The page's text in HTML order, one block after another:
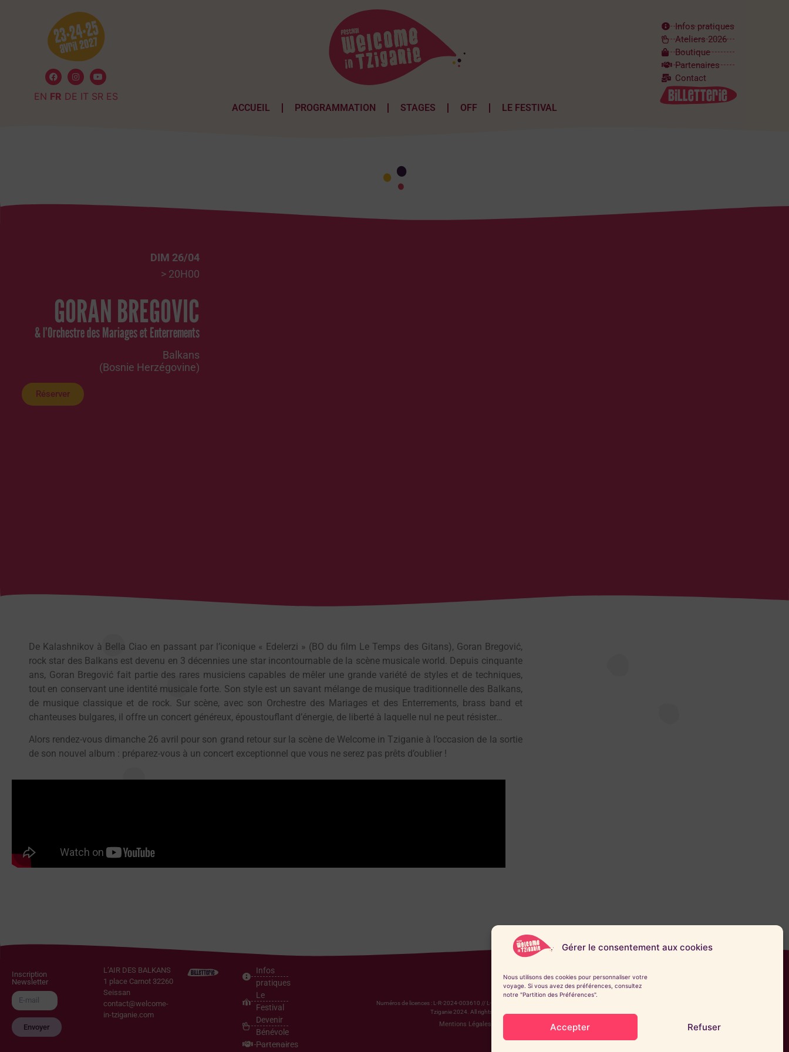
Gérer le consentement aux cookies
Nous utilisons des cookies pour personnaliser votre
voyage. Si vous avez des préférences, consultez
notre "Partition des Préférences".
Accepter Refuser
EN FR DE IT SR ES
ACCUEIL PROGRAMMATION STAGES OFF LE FESTIVAL
Infos pratiques
Ateliers 2026
Boutique
Partenaires
Contact
DIM 26/04
> 20H00
GORAN BREGOVIC
& l’Orchestre des Mariages et Enterrements
Balkans
(Bosnie Herzégovine)
Réserver
De Kalashnikov à Bella Ciao en passant par l’iconique « Edelerzi » (BO du film Le Temps des Gitans), Goran Bregović,
rock star des Balkans est devenu en 3 décennies une star incontournable de la scène musicale world. Depuis cinquante
ans, Goran Bregović fait partie des rares musiciens capables de mêler une grande variété de styles et de techniques,
tout en conservant une identité musicale forte. Son style est un savant mélange de musique traditionnelle des Balkans,
de musique classique et de rock. Sur scène, avec son Orchestre des Mariages et des Enterrements, brass band et
chanteuses bulgares, il offre un concert généreux, époustouflant d’énergie, de liberté à laquelle nul ne peut résister…
Alors rendez-vous dimanche 26 avril pour son grand retour sur la scène de Welcome in Tziganie à l’occasion de la sortie
de son nouvel album : préparez-vous à un concert exceptionnel que vous ne serez pas prêts d’oublier !
Inscription
Newsletter
Envoyer
L’AIR DES BALKANS
1 place Carnot 32260
Seissan
contact@welcome-
in-tziganie.com
Infos
pratiques
Le
Festival
Devenir
Bénévole
Partenaires
Numéros de licences : L-R-2024-003610 // L-R-2024-003611 © Welcome In
Tziganie 2024. All rights reserved.
Mentions Légales